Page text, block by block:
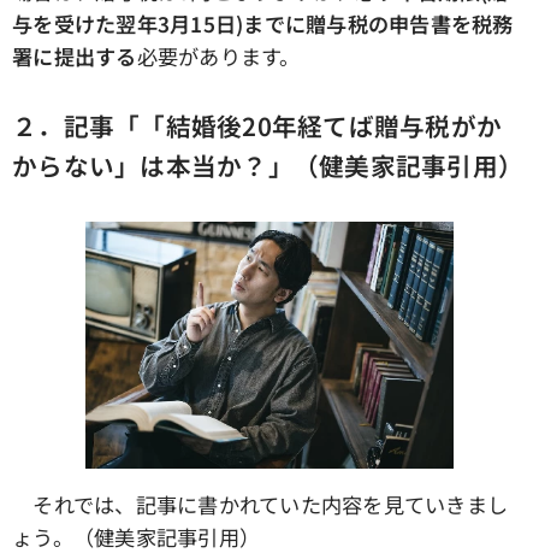
与を受けた翌年3月15日)までに贈与税の申告書を税務
署に提出する必要があります。
２．記事「「結婚後20年経てば贈与税がか
からない」は本当か？」（健美家記事引用）
それでは、記事に書かれていた内容を見ていきまし
ょう。（健美家記事引用）